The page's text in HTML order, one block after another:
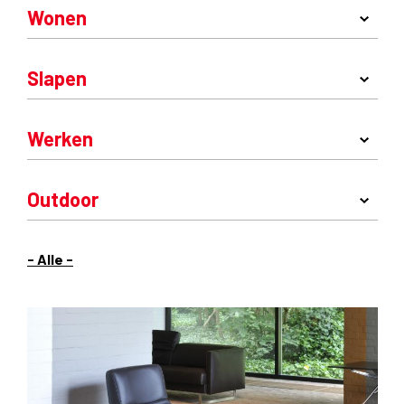
- Alle -
Wonen
Slapen
Werken
Outdoor